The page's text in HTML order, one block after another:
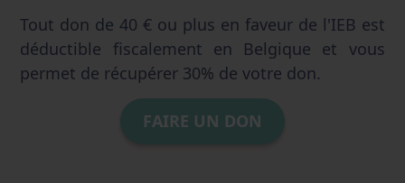
Tout don de 40 € ou plus en faveur de l'IEB est
déductible fiscalement en Belgique et vous
permet de récupérer 30% de votre don.
FAIRE UN DON